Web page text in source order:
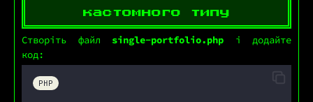
кастомного типу
Створіть файл single-portfolio.php і додайте
код:
PHP